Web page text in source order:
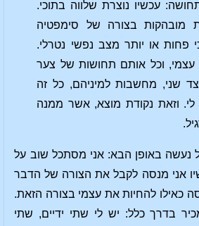
עכשיו נוצרת שלווה בתוכי.
מובהקות בצורה של סימפטיה
פחות או יותר מצב נפשי נטרלי.
עצמי, וכל אותם תחושות של צער
שני, מחשבות למיניהם, כל זה
וזאת נקודת מוצא, אשר ממנה
נעשה באופן הבא: אני מסתכל שוב על
אני מנסה לקבל את הצורה של הדבר
כאילו להחיות את עצמי בצורה הזאת.
בדרך כלל: יש לי שתי ידיים, שתי